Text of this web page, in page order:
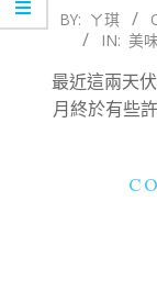
2021-
28
BY: ㄚ琪
IN: 美
最近這兩天
月終於有些